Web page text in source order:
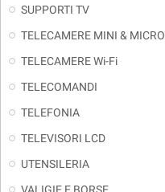
SUPPORTI TV
TELECAMERE MINI & MICRO
TELECAMERE Wi-Fi
TELECOMANDI
TELEFONIA
TELEVISORI LCD
UTENSILERIA